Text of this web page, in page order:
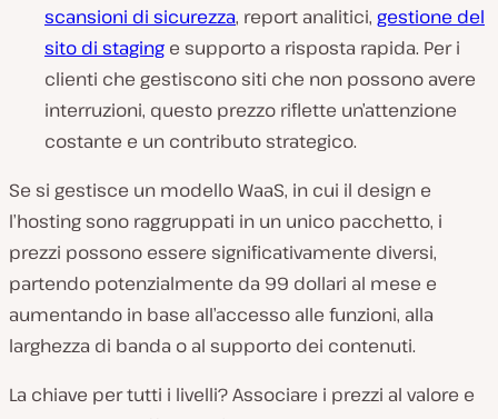
scansioni di sicurezza, report analitici, gestione del
sito di staging e supporto a risposta rapida. Per i
clienti che gestiscono siti che non possono avere
interruzioni, questo prezzo riflette un’attenzione
costante e un contributo strategico.
Se si gestisce un modello WaaS, in cui il design e
l’hosting sono raggruppati in un unico pacchetto, i
prezzi possono essere significativamente diversi,
partendo potenzialmente da 99 dollari al mese e
aumentando in base all’accesso alle funzioni, alla
larghezza di banda o al supporto dei contenuti.
La chiave per tutti i livelli? Associare i prezzi al valore e